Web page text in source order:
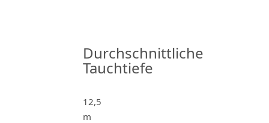
Durchschnittliche
Tauchtiefe
12,5
m